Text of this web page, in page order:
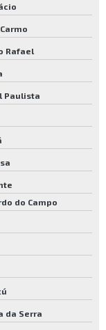
Rafael
Paulista
do Campo
da Serra